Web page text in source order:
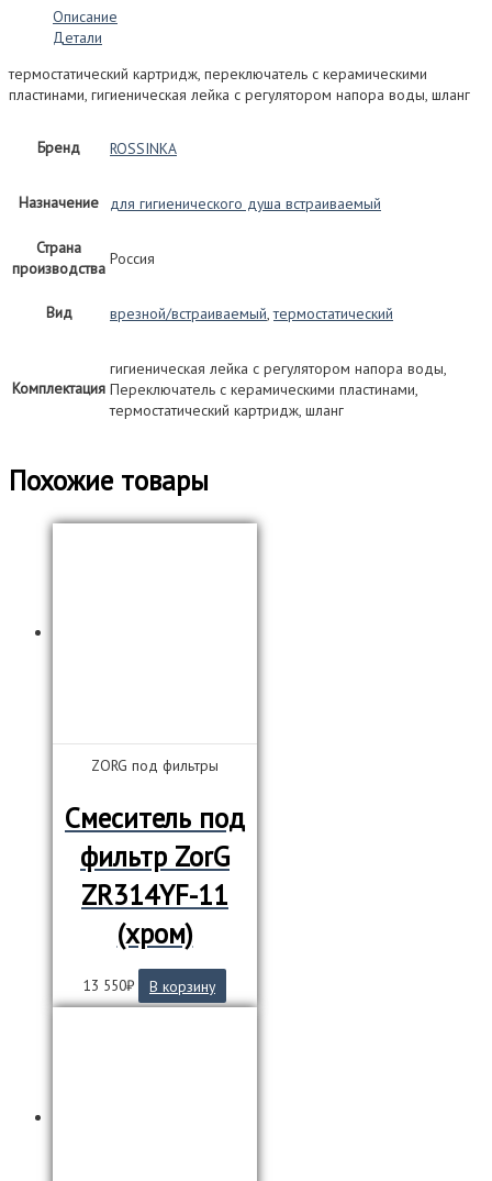
термостатический,
встраиваемый
для
гигиенического
Описание
Детали
термостатический картридж, переключатель с керамическими
пластинами, гигиеническая лейка с регулятором напора воды, шланг
Бренд ROSSINKA
Назначение для гигиенического душа встраиваемый
Страна
производства
Россия
Вид врезной/встраиваемый,термостатический
Комплектация
гигиеническая лейка с регулятором напора воды,
Переключатель с керамическими пластинами,
термостатический картридж, шланг
Похожие товары
ZORG под фильтры
Смеситель под
фильтр ZorG
ZR314YF-11
(хром)
13 550₽ В корзину